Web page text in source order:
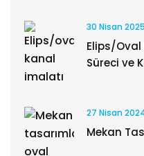
30 Nisan 2025
Elips/
Süreci ve
27 Nisan
Mekan